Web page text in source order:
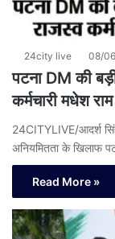
24city live 08/
पटना DM की
कर्मचारी मधेश
24CITYLIVE/आदर्श
अनियमितता के खिलाफ
Read More »